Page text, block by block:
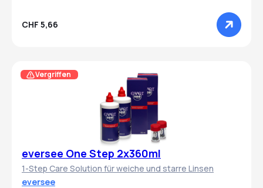
CHF 5,66
eversee One Step 2x360ml
1-Step Care Solution für weiche und starre Linsen
eversee
Vergriffen